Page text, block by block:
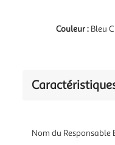
Couleur : Bleu
Nom du Responsable